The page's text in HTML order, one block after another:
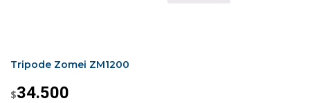
Tripode Zomei ZM1200
$34.500